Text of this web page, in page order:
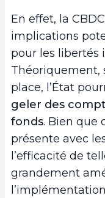
En effet, la
implications
pour les libertés
Théoriquement,
place, l’État
geler des
fonds. Bien que
présente avec
l’efficacité de
grandement